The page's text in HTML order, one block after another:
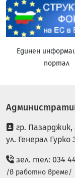
Единен
портал
гр. Пазарджик,
ул. Генерал Гурко
зел. тел: 034
/в работно време/